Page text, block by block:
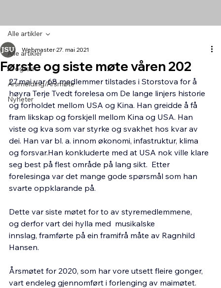
Alle artikler
Program
Årsmelding/Årsmøte
Nyheter
Alle artikler
Første og siste møte våren 202
Webmaster27. mai 2021
27.mai var 68 medlemmer tilstades i Storstova for å
høyra Terje Tvedt forelesa om De lange linjers historie
og forholdet mellom USA og Kina. Han greidde å få
fram likskap og forskjell mellom Kina og USA. Han
viste og kva som var styrke og svakhet hos kvar av
dei. Han var bl. a. innom økonomi, infastruktur, klima
og forsvar.Han konkluderte med at USA nok ville klare
seg best på flest område på lang sikt.  Etter
forelesinga var det mange gode spørsmål som han
svarte oppklarande på.
Dette var siste møtet for to av styremedlemmene,
og derfor vart dei hylla med  musikalske
innslag, framførte på ein framifrå måte av Ragnhild
Hansen.
Årsmøtet for 2020, som har vore utsett fleire gonger,
vart endeleg gjennomført i forlenging av maimøtet.